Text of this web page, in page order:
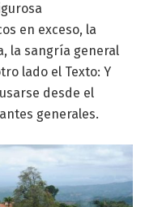
en exceso, la
la sangría general
lado el Texto: Y
desde el
generales.